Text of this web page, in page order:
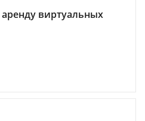
виртуальных